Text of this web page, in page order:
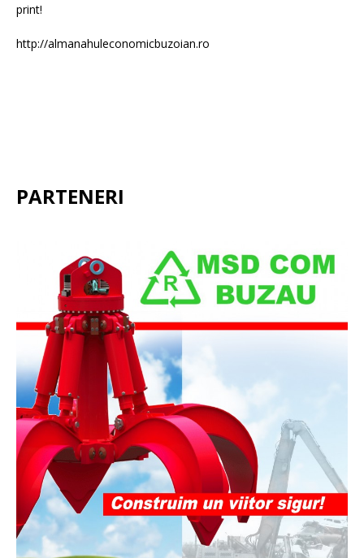
print!
http://almanahuleconomicbuzoian.ro
PARTENERI